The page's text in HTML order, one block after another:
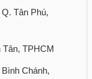
Tân Phú,
Tân, TPHCM
Chánh,